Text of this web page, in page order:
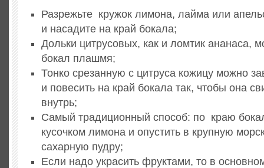
Разрежьте кружок лимона, лайма или
и насадите на край бокала;
Дольки цитрусовых, как и ломтик ананаса,
бокал плашмя;
Тонко срезанную с цитруса кожицу можно
и повесить на край бокала так, чтобы она
внутрь;
Самый традиционный способ: по краю
кусочком лимона и опустить в крупную
сахарную пудру;
Если надо украсить фруктами, то в